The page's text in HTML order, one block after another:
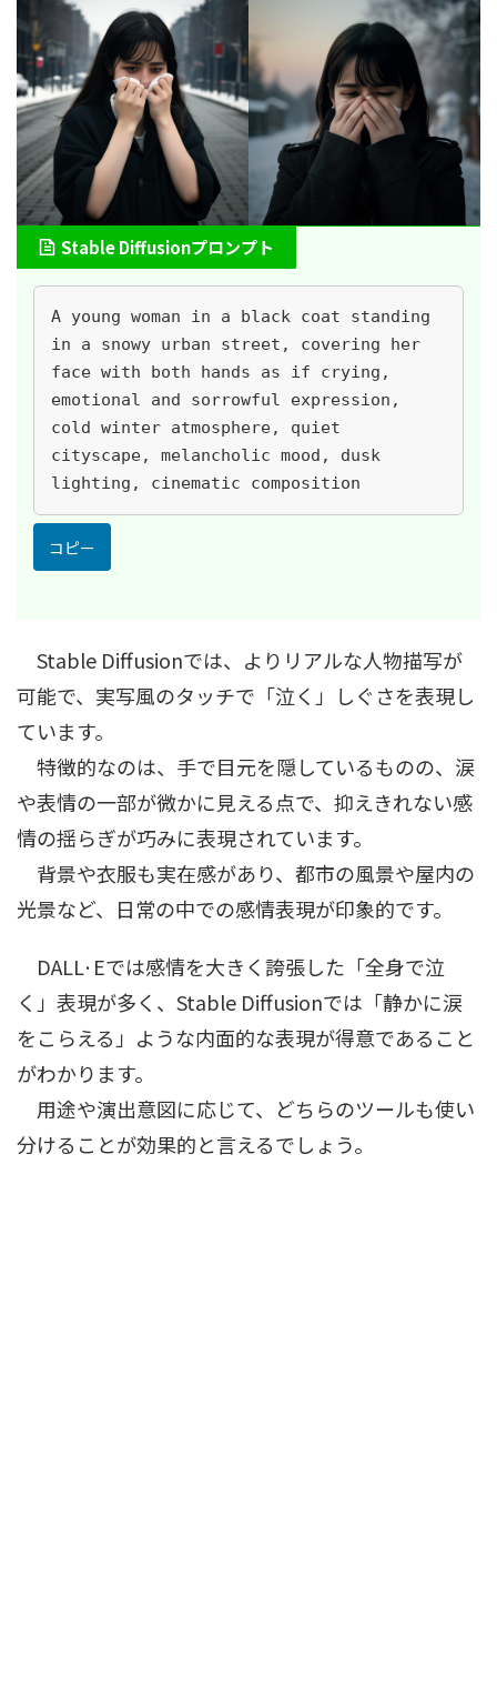
Stable Diffusionプロンプト
A young woman in a black coat standing
in a snowy urban street, covering her
face with both hands as if crying,
emotional and sorrowful expression,
cold winter atmosphere, quiet
cityscape, melancholic mood, dusk
lighting, cinematic composition
コピー
Stable Diffusionでは、よりリアルな人物描写が
可能で、実写風のタッチで「泣く」しぐさを表現し
ています。
特徴的なのは、手で目元を隠しているものの、涙
や表情の一部が微かに見える点で、抑えきれない感
情の揺らぎが巧みに表現されています。
背景や衣服も実在感があり、都市の風景や屋内の
光景など、日常の中での感情表現が印象的です。
DALL·Eでは感情を大きく誇張した「全身で泣
く」表現が多く、Stable Diffusionでは「静かに涙
をこらえる」ような内面的な表現が得意であること
がわかります。
用途や演出意図に応じて、どちらのツールも使い
分けることが効果的と言えるでしょう。